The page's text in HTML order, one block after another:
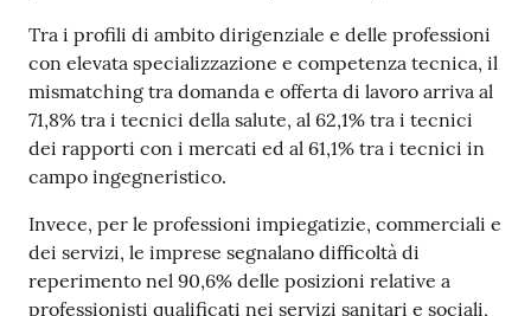
Tra i profili di ambito dirigenziale e delle professioni
con elevata specializzazione e competenza tecnica, il
mismatching tra domanda e offerta di lavoro arriva al
71,8% tra i tecnici della salute, al 62,1% tra i tecnici
dei rapporti con i mercati ed al 61,1% tra i tecnici in
campo ingegneristico.
Invece, per le professioni impiegatizie, commerciali e
dei servizi, le imprese segnalano difficoltà di
reperimento nel 90,6% delle posizioni relative a
professionisti qualificati nei servizi sanitari e sociali,